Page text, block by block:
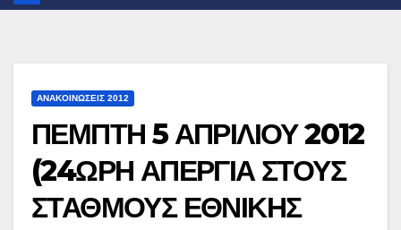
ΑΝΑΚΟΙΝΏΣΕΙΣ 2012
ΠΕΜΠΤΗ 5 ΑΠΡΙΛΙΟΥ 2012
(24ΩΡΗ ΑΠΕΡΓΙΑ ΣΤΟΥΣ
ΣΤΑΘΜΟΥΣ ΕΘΝΙΚΗΣ